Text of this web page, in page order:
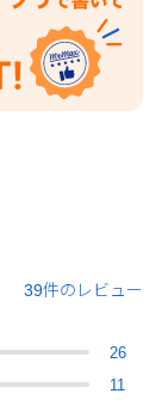
39件のレビュー
26
11